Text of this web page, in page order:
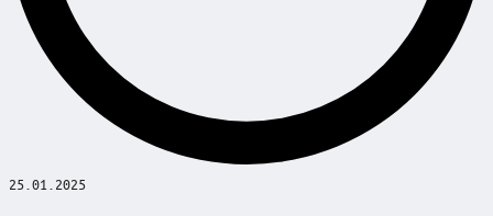
25.01.2025